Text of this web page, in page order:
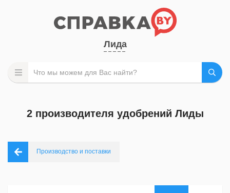
Лида
2 производителя удобрений Лиды
Производство и поставки